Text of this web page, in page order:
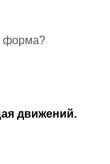
форма?
движений.